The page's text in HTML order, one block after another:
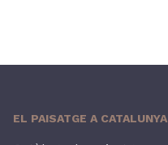
EL PAISATGE A CATALUNYA